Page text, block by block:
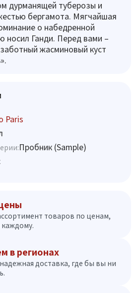
дурманящей туберозы и
бергамота. Мягчайшая
о набедренной
носил Ганди. Перед вами –
жасминовый куст
Paris
Пробник (Sample)
товаров по ценам,
каждому.
в регионах
доставка, где бы вы ни